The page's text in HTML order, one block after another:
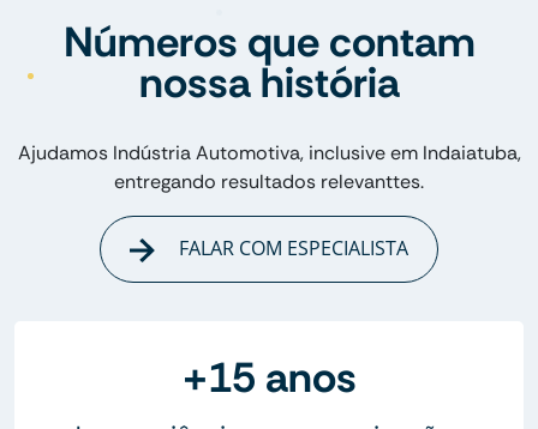
Números que contam
nossa história
Ajudamos Indústria Automotiva, inclusive em Indaiatuba,
entregando resultados relevanttes.
FALAR COM ESPECIALISTA
+15 anos